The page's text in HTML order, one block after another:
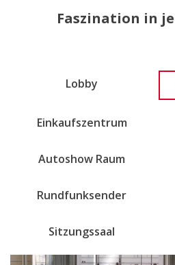
Faszination in
Lobby
Einkaufszentrum
Autoshow Raum
Rundfunksender
Sitzungssaal